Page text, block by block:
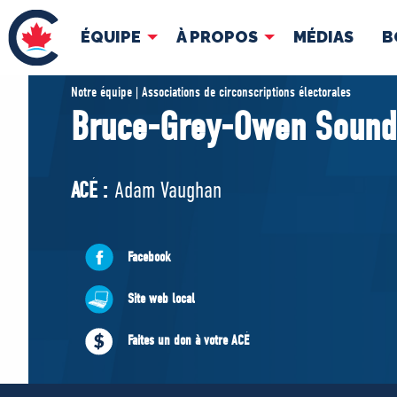
ÉQUIPE À PROPOS MÉDIAS
ÉQUIPE
Pierre Poilievre
Cabinet fantôme
ACÉ
À
Notre équipe | Associations de circonscriptions électorales
Bruce-Grey-Owen Sound
ACÉ : Adam Vaughan
Facebook
Site web local
Faites un don à votre ACÉ